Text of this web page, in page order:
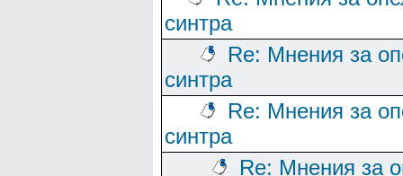
синтра
Re: Мнения за
синтра
Re: Мнения за
синтра
Re: Мнения за